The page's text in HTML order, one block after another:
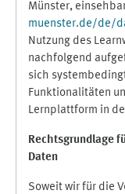
Münster,
muenster.de/de/
Nutzung des
nachfolgend
sich
Funktionalitäten
Lernplattform in
Rechtsgrundlage
Daten
Soweit wir für die